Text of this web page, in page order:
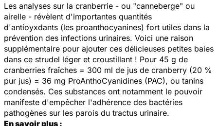
Les analyses sur la cranberrie - ou "canneberge" ou
airelle - révèlent d'importantes quantités
d'antioyxdants (les proanthocyanines) fort utiles dans la
prévention des infections urinaires. Voici une raison
supplémentaire pour ajouter ces délicieuses petites baies
dans ce strudel léger et croustillant ! Pour 45 g de
cranberries fraîches = 300 ml de jus de cranberry (20 %
pur jus) = 36 mg ProAnthoCyanidines (PAC), ou tanins
condensés. Ces substances ont notamment le pouvoir
manifeste d'empêcher l'adhérence des bactéries
pathogènes sur les parois du tractus urinaire.
En savoir plus :